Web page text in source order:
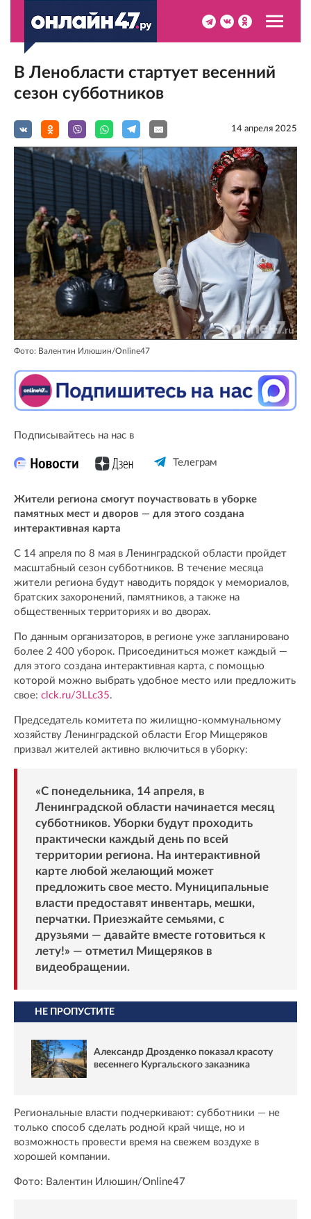
В Ленобласти стартует весенний
сезон субботников
14 апреля 2025
Фото: Валентин Илюшин/Online47
Подписывайтесь на нас в
Телеграм
Жители региона смогут поучаствовать в уборке
памятных мест и дворов — для этого создана
интерактивная карта
С 14 апреля по 8 мая в Ленинградской области пройдет
масштабный сезон субботников. В течение месяца
жители региона будут наводить порядок у мемориалов,
братских захоронений, памятников, а также на
общественных территориях и во дворах.
По данным организаторов, в регионе уже запланировано
более 2 400 уборок. Присоединиться может каждый —
для этого создана интерактивная карта, с помощью
которой можно выбрать удобное место или предложить
свое: clck.ru/3LLc35.
Председатель комитета по жилищно-коммунальному
хозяйству Ленинградской области Егор Мищеряков
призвал жителей активно включиться в уборку:
«С понедельника, 14 апреля, в
Ленинградской области начинается месяц
субботников. Уборки будут проходить
практически каждый день по всей
территории региона. На интерактивной
карте любой желающий может
предложить свое место. Муниципальные
власти предоставят инвентарь, мешки,
перчатки. Приезжайте семьями, с
друзьями — давайте вместе готовиться к
лету!» — отметил Мищеряков в
видеобращении.
НЕ ПРОПУСТИТЕ
Александр Дрозденко показал красоту
весеннего Кургальского заказника
Региональные власти подчеркивают: субботники — не
только способ сделать родной край чище, но и
возможность провести время на свежем воздухе в
хорошей компании.
Фото: Валентин Илюшин/Online47